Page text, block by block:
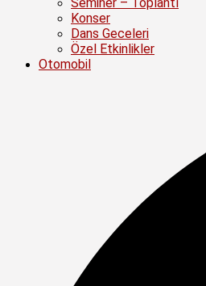
Seminer – Toplantı
Konser
Dans Geceleri
Özel Etkinlikler
Otomobil